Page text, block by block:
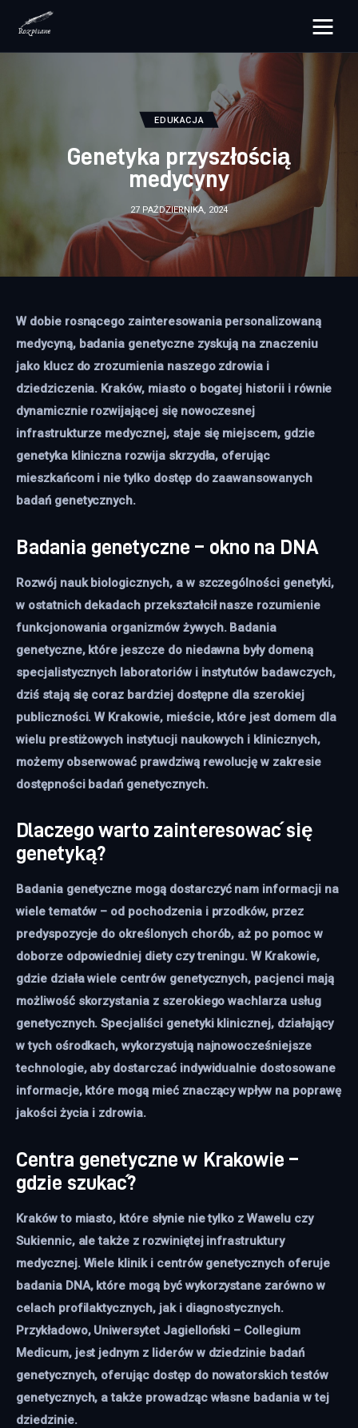
rozpisane.pl
Zdrowie
Dom i ogród
Więcej
EDUKACJA
Genetyka przyszłością
medycyny
27 PAŹDZIERNIKA, 2024
W dobie rosnącego zainteresowania personalizowaną
medycyną, badania genetyczne zyskują na znaczeniu
jako klucz do zrozumienia naszego zdrowia i
dziedziczenia. Kraków, miasto o bogatej historii i równie
dynamicznie rozwijającej się nowoczesnej
infrastrukturze medycznej, staje się miejscem, gdzie
genetyka kliniczna rozwija skrzydła, oferując
mieszkańcom i nie tylko dostęp do zaawansowanych
badań genetycznych.
Badania genetyczne – okno na DNA
Rozwój nauk biologicznych, a w szczególności genetyki,
w ostatnich dekadach przekształcił nasze rozumienie
funkcjonowania organizmów żywych. Badania
genetyczne, które jeszcze do niedawna były domeną
specjalistycznych laboratoriów i instytutów badawczych,
dziś stają się coraz bardziej dostępne dla szerokiej
publiczności. W Krakowie, mieście, które jest domem dla
wielu prestiżowych instytucji naukowych i klinicznych,
możemy obserwować prawdziwą rewolucję w zakresie
dostępności badań genetycznych.
Dlaczego warto zainteresować się
genetyką?
Badania genetyczne mogą dostarczyć nam informacji na
wiele tematów – od pochodzenia i przodków, przez
predyspozycje do określonych chorób, aż po pomoc w
doborze odpowiedniej diety czy treningu. W Krakowie,
gdzie działa wiele centrów genetycznych, pacjenci mają
możliwość skorzystania z szerokiego wachlarza usług
genetycznych. Specjaliści genetyki klinicznej, działający
w tych ośrodkach, wykorzystują najnowocześniejsze
technologie, aby dostarczać indywidualnie dostosowane
informacje, które mogą mieć znaczący wpływ na poprawę
jakości życia i zdrowia.
Centra genetyczne w Krakowie –
gdzie szukać?
Kraków to miasto, które słynie nie tylko z Wawelu czy
Sukiennic, ale także z rozwiniętej infrastruktury
medycznej. Wiele klinik i centrów genetycznych oferuje
badania DNA, które mogą być wykorzystane zarówno w
celach profilaktycznych, jak i diagnostycznych.
Przykładowo, Uniwersytet Jagielloński – Collegium
Medicum, jest jednym z liderów w dziedzinie badań
genetycznych, oferując dostęp do nowatorskich testów
genetycznych, a także prowadząc własne badania w tej
dziedzinie.